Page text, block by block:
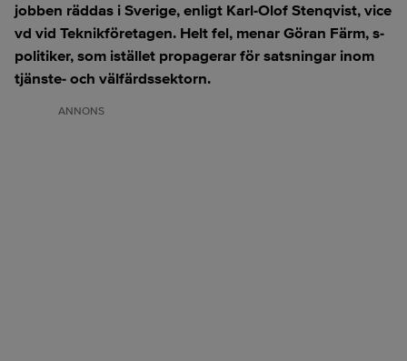
jobben räddas i Sverige, enligt Karl-Olof Stenqvist, vice
vd vid Teknikföretagen. Helt fel, menar Göran Färm, s-
politiker, som istället propagerar för satsningar inom
tjänste- och välfärdssektorn.
ANNONS